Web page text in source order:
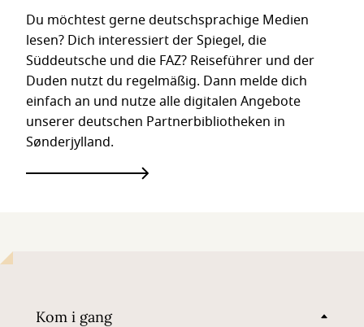
Du möchtest gerne deutschsprachige Medien
lesen? Dich interessiert der Spiegel, die
Süddeutsche und die FAZ? Reiseführer und der
Duden nutzt du regelmäßig. Dann melde dich
einfach an und nutze alle digitalen Angebote
unserer deutschen Partnerbibliotheken in
Sønderjylland.
Kom i gang